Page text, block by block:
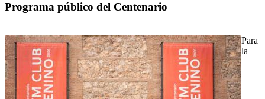
Programa público del Centenario
Para
la